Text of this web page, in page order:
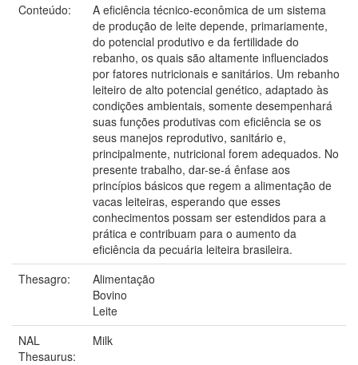
Conteúdo:
A eficiência técnico-econômica de um sistema
de produção de leite depende, primariamente,
do potencial produtivo e da fertilidade do
rebanho, os quais são altamente influenciados
por fatores nutricionais e sanitários. Um rebanho
leiteiro de alto potencial genético, adaptado às
condições ambientais, somente desempenhará
suas funções produtivas com eficiência se os
seus manejos reprodutivo, sanitário e,
principalmente, nutricional forem adequados. No
presente trabalho, dar-se-á ênfase aos
princípios básicos que regem a alimentação de
vacas leiteiras, esperando que esses
conhecimentos possam ser estendidos para a
prática e contribuam para o aumento da
eficiência da pecuária leiteira brasileira.
Thesagro:
Alimentação
Bovino
Leite
NAL
Thesaurus:
Milk